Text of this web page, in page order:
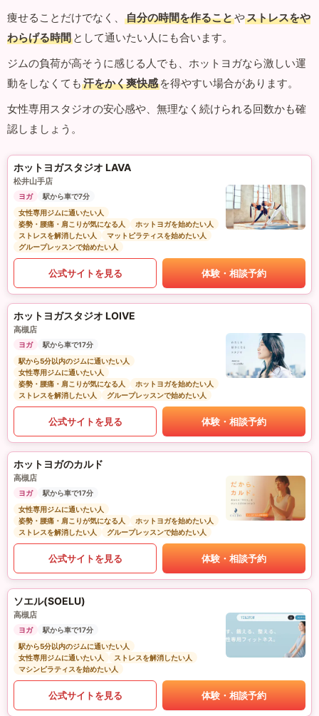
痩せることだけでなく、
自分の時間を作ることやストレスをや
わらげる時間 として通いたい人にも合います。
ジムの負荷が高そうに感じる人でも、ホットヨガなら激しい運
動をしなくても 汗をかく爽快感 を得やすい場合があります。
女性専用スタジオの安心感や、無理なく続けられる回数かも確
認しましょう。
ホットヨガスタジオ LAVA
松井山手店
ヨガ
駅から車で7分
女性専用ジムに通いたい人
姿勢・腰痛・肩こりが気になる人
ホットヨガを始めたい人
ストレスを解消したい人
マットピラティスを始めたい人
グループレッスンで始めたい人
公式サイトを見る 体験・相談予約
ホットヨガスタジオ LOIVE
高槻店
ヨガ
駅から車で17分
駅から5分以内のジムに通いたい人
女性専用ジムに通いたい人
姿勢・腰痛・肩こりが気になる人
ホットヨガを始めたい人
ストレスを解消したい人
グループレッスンで始めたい人
公式サイトを見る 体験・相談予約
ホットヨガのカルド
高槻店
ヨガ
駅から車で17分
女性専用ジムに通いたい人
姿勢・腰痛・肩こりが気になる人
ホットヨガを始めたい人
ストレスを解消したい人
グループレッスンで始めたい人
公式サイトを見る 体験・相談予約
ソエル(SOELU)
高槻店
ヨガ
駅から車で17分
駅から5分以内のジムに通いたい人
女性専用ジムに通いたい人
ストレスを解消したい人
マシンピラティスを始めたい人
公式サイトを見る 体験・相談予約